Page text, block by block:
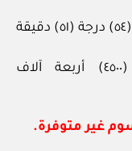
– شمال (١٧) درجة (٤٥) دقيقة شمال، (٥٤) درجة (٥١) دقيقة
وتبلغ المساحة الكلية للمحمية (٤٥٠٠) أربعة آلاف
غير متوفرة.